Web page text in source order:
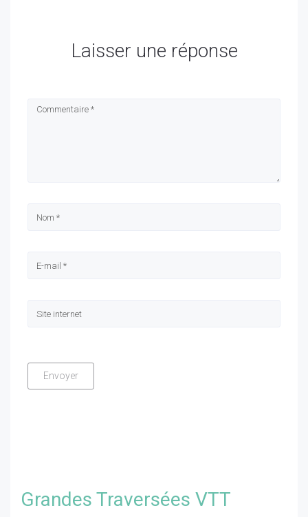
Laisser une réponse
Grandes Traversées VTT